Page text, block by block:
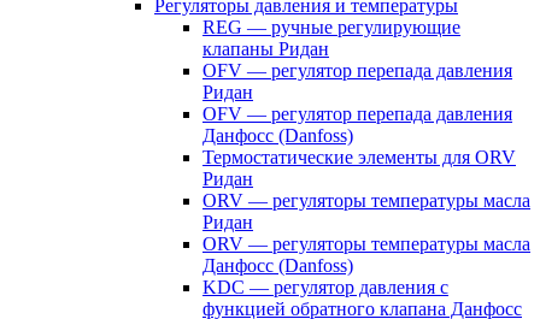
Регуляторы давления и температуры
REG — ручные регулирующие
клапаны Ридан
OFV — регулятор перепада давления
Ридан
OFV — регулятор перепада давления
Данфосс (Danfoss)
Термостатические элементы для ORV
Ридан
ORV — регуляторы температуры масла
Ридан
ORV — регуляторы температуры масла
Данфосс (Danfoss)
KDC — регулятор давления с
функцией обратного клапана Данфосс